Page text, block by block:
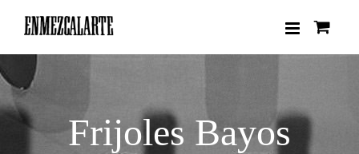
contenido
Frijoles Bayos